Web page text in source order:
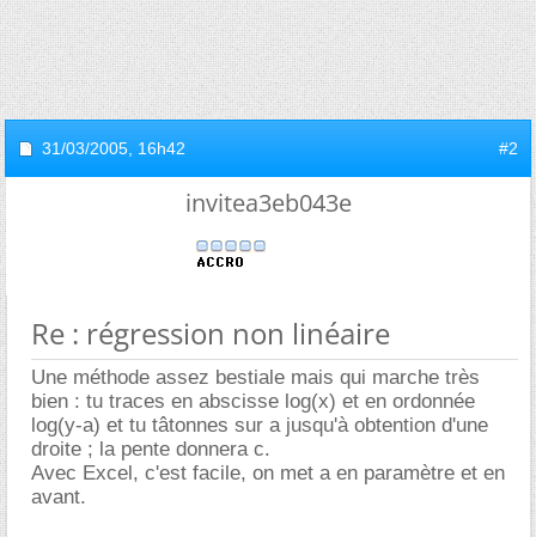
31/03/2005, 16h42 #2
invitea3eb043e
Re : régression non linéaire
Une méthode assez bestiale mais qui marche très
bien : tu traces en abscisse log(x) et en ordonnée
log(y-a) et tu tâtonnes sur a jusqu'à obtention d'une
droite ; la pente donnera c.
Avec Excel, c'est facile, on met a en paramètre et en
avant.